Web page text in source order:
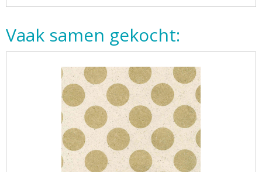
Vaak samen gekocht: